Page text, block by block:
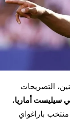
التصريحات
سيليست أماريا،
باراغواي